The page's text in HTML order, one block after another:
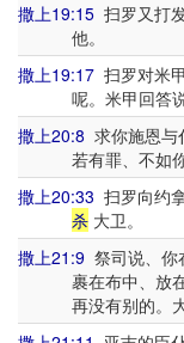
撒上19:15 扫罗又打
他。
撒上19:17 扫罗对米
呢。米甲回答
撒上20:8 求你施恩与
若有罪、不如
撒上20:33 扫罗向约
杀大卫。
撒上21:9 祭司说、你
裹在布中、放
再没有别的。